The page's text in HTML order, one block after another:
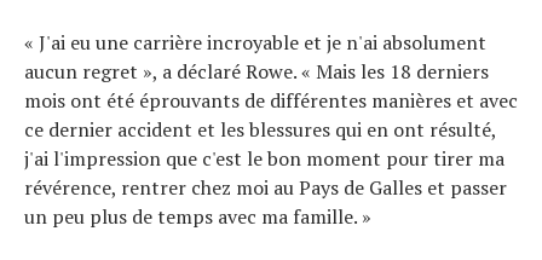
« J'ai eu une carrière incroyable et je n'ai absolument
aucun regret », a déclaré Rowe. « Mais les 18 derniers
mois ont été éprouvants de différentes manières et avec
ce dernier accident et les blessures qui en ont résulté,
j'ai l'impression que c'est le bon moment pour tirer ma
révérence, rentrer chez moi au Pays de Galles et passer
un peu plus de temps avec ma famille. »